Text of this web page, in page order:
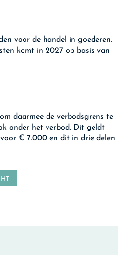
voor de handel in goederen.
komt in 2027 op basis van
daarmee de verbodsgrens te
onder het verbod. Dit geldt
€ 7.000 en dit in drie delen